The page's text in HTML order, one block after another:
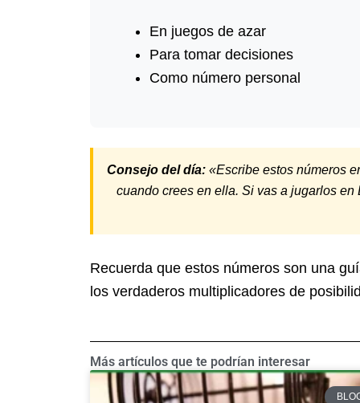
En juegos de azar
Para tomar decisiones
Como número personal
Consejo del día:«Escribe estos números
cuando crees en ella. Si vas a jugarlos
Recuerda que estos números son una
los verdaderos multiplicadores de
Más artículos que te podrían interesar